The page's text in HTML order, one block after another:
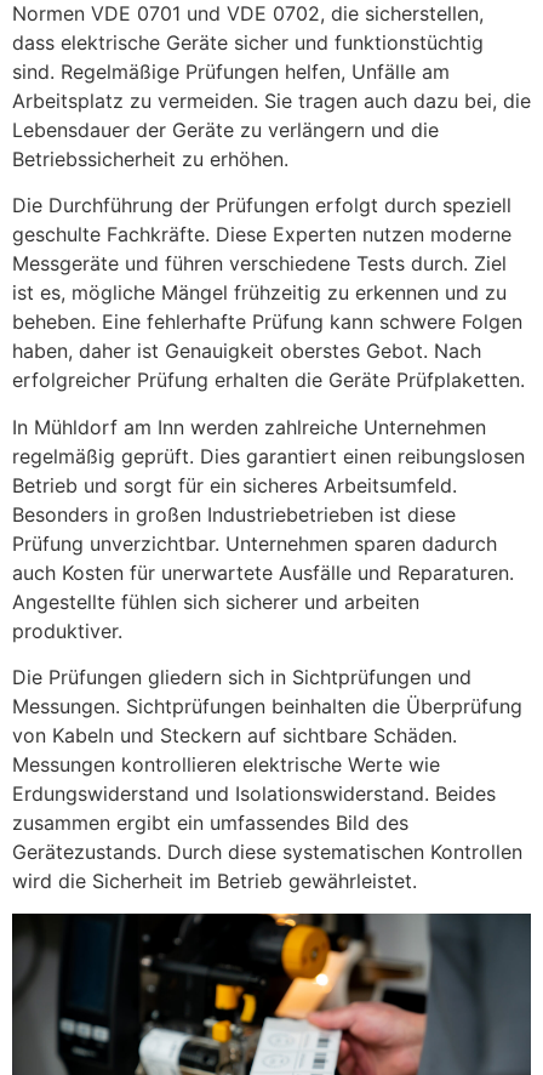
Normen VDE 0701 und VDE 0702, die sicherstellen,
dass elektrische Geräte sicher und funktionstüchtig
sind. Regelmäßige Prüfungen helfen, Unfälle am
Arbeitsplatz zu vermeiden. Sie tragen auch dazu bei, die
Lebensdauer der Geräte zu verlängern und die
Betriebssicherheit zu erhöhen.
Die Durchführung der Prüfungen erfolgt durch speziell
geschulte Fachkräfte. Diese Experten nutzen moderne
Messgeräte und führen verschiedene Tests durch. Ziel
ist es, mögliche Mängel frühzeitig zu erkennen und zu
beheben. Eine fehlerhafte Prüfung kann schwere Folgen
haben, daher ist Genauigkeit oberstes Gebot. Nach
erfolgreicher Prüfung erhalten die Geräte Prüfplaketten.
In Mühldorf am Inn werden zahlreiche Unternehmen
regelmäßig geprüft. Dies garantiert einen reibungslosen
Betrieb und sorgt für ein sicheres Arbeitsumfeld.
Besonders in großen Industriebetrieben ist diese
Prüfung unverzichtbar. Unternehmen sparen dadurch
auch Kosten für unerwartete Ausfälle und Reparaturen.
Angestellte fühlen sich sicherer und arbeiten
produktiver.
Die Prüfungen gliedern sich in Sichtprüfungen und
Messungen. Sichtprüfungen beinhalten die Überprüfung
von Kabeln und Steckern auf sichtbare Schäden.
Messungen kontrollieren elektrische Werte wie
Erdungswiderstand und Isolationswiderstand. Beides
zusammen ergibt ein umfassendes Bild des
Gerätezustands. Durch diese systematischen Kontrollen
wird die Sicherheit im Betrieb gewährleistet.